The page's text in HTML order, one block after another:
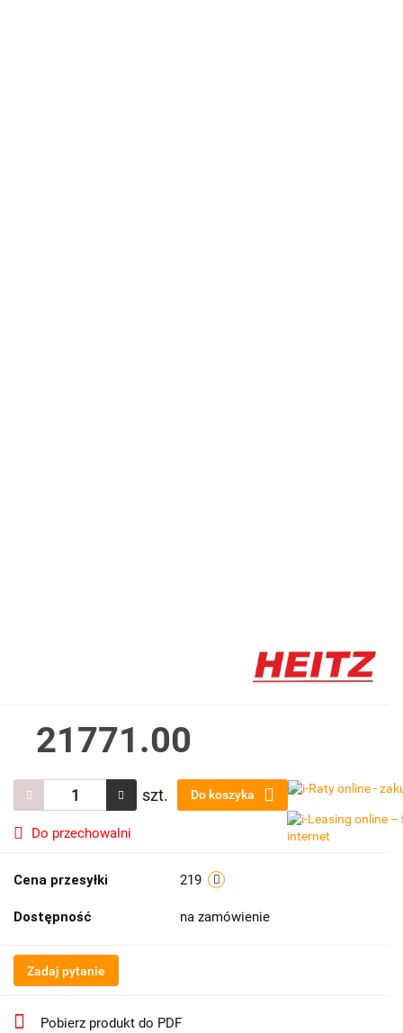
21771.00
szt. Do koszyka
Do przechowalni
Cena przesyłki 219
Dostępność na zamówienie
Zadaj pytanie
Pobierz produkt do PDF